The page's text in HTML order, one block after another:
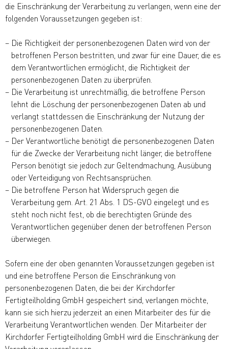
die Einschränkung der Verarbeitung zu verlangen, wenn eine der
folgenden Voraussetzungen gegeben ist:
Die Richtigkeit der personenbezogenen Daten wird von der
betroffenen Person bestritten, und zwar für eine Dauer, die es
dem Verantwortlichen ermöglicht, die Richtigkeit der
personenbezogenen Daten zu überprüfen.
Die Verarbeitung ist unrechtmäßig, die betroffene Person
lehnt die Löschung der personenbezogenen Daten ab und
verlangt stattdessen die Einschränkung der Nutzung der
personenbezogenen Daten.
Der Verantwortliche benötigt die personenbezogenen Daten
für die Zwecke der Verarbeitung nicht länger, die betroffene
Person benötigt sie jedoch zur Geltendmachung, Ausübung
oder Verteidigung von Rechtsansprüchen.
Die betroffene Person hat Widerspruch gegen die
Verarbeitung gem. Art. 21 Abs. 1 DS-GVO eingelegt und es
steht noch nicht fest, ob die berechtigten Gründe des
Verantwortlichen gegenüber denen der betroffenen Person
überwiegen.
Sofern eine der oben genannten Voraussetzungen gegeben ist
und eine betroffene Person die Einschränkung von
personenbezogenen Daten, die bei der Kirchdorfer
Fertigteilholding GmbH gespeichert sind, verlangen möchte,
kann sie sich hierzu jederzeit an einen Mitarbeiter des für die
Verarbeitung Verantwortlichen wenden. Der Mitarbeiter der
Kirchdorfer Fertigteilholding GmbH wird die Einschränkung der